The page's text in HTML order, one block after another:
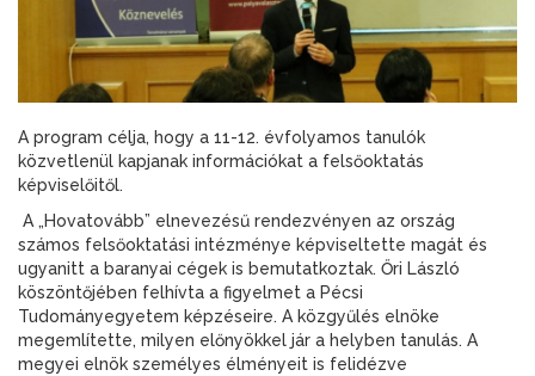
A program célja, hogy a 11-12. évfolyamos tanulók
közvetlenül kapjanak információkat a felsőoktatás
képviselőitől.
A „Hovatovább” elnevezésű rendezvényen az ország
számos felsőoktatási intézménye képviseltette magát és
ugyanitt a baranyai cégek is bemutatkoztak. Őri László
köszöntőjében felhívta a figyelmet a Pécsi
Tudományegyetem képzéseire. A közgyűlés elnöke
megemlítette, milyen előnyökkel jár a helyben tanulás. A
megyei elnök személyes élményeit is felidézve